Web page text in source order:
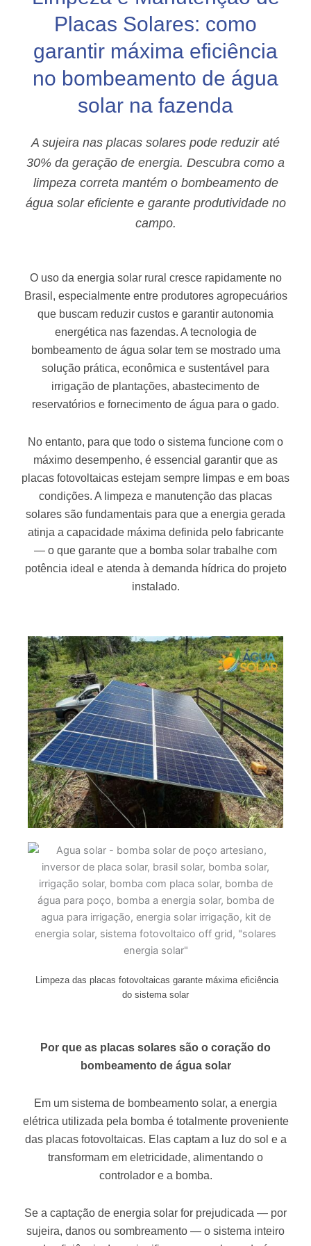
Placas Solares: como
garantir máxima eficiência
no bombeamento de água
solar na fazenda
A sujeira nas placas solares pode reduzir até
30% da geração de energia. Descubra como a
limpeza correta mantém o bombeamento de
água solar eficiente e garante produtividade no
campo.
O uso da energia solar rural cresce rapidamente no
Brasil, especialmente entre produtores agropecuários
que buscam reduzir custos e garantir autonomia
energética nas fazendas. A tecnologia de
bombeamento de água solar tem se mostrado uma
solução prática, econômica e sustentável para
irrigação de plantações, abastecimento de
reservatórios e fornecimento de água para o gado.
No entanto, para que todo o sistema funcione com o
máximo desempenho, é essencial garantir que as
placas fotovoltaicas estejam sempre limpas e em boas
condições. A limpeza e manutenção das placas
solares são fundamentais para que a energia gerada
atinja a capacidade máxima definida pelo fabricante
— o que garante que a bomba solar trabalhe com
potência ideal e atenda à demanda hídrica do projeto
instalado.
Limpeza das placas fotovoltaicas garante máxima eficiência
do sistema solar
Por que as placas solares são o coração do
bombeamento de água solar
Em um sistema de bombeamento solar, a energia
elétrica utilizada pela bomba é totalmente proveniente
das placas fotovoltaicas. Elas captam a luz do sol e a
transformam em eletricidade, alimentando o
controlador e a bomba.
Se a captação de energia solar for prejudicada — por
sujeira, danos ou sombreamento — o sistema inteiro